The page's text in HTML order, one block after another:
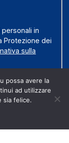
in
Protezione dei
sulla
Brandi -
possa avere la
ad utilizzare
sia felice.